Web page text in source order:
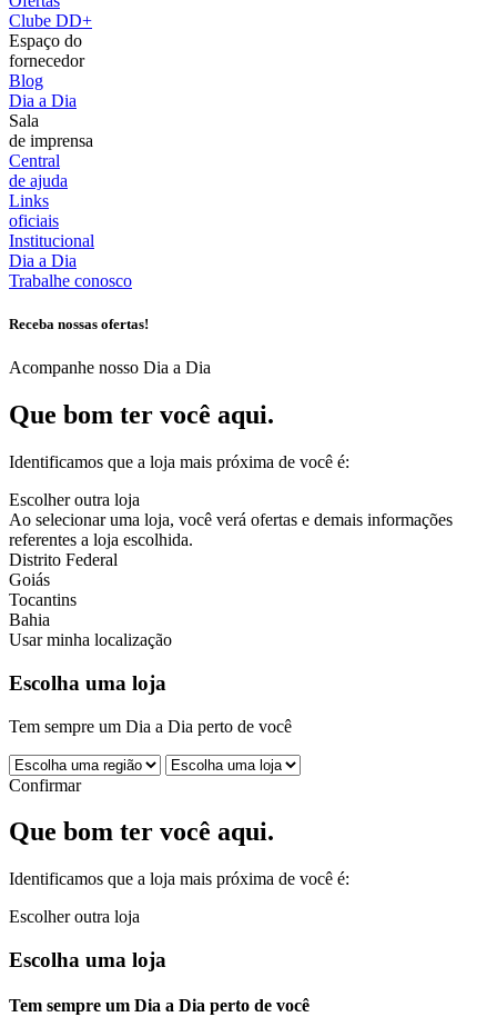
Clube DD+
Espaço do
fornecedor
Blog
Dia a Dia
Sala
de imprensa
Central
de ajuda
Links
oficiais
Institucional
Dia a Dia
Trabalhe conosco
Receba nossas ofertas!
Acompanhe nosso Dia a Dia
Que bom ter você aqui.
Identificamos que a loja mais próxima de você é:
Escolher outra loja
Ao selecionar uma loja, você verá ofertas e demais informações
referentes a loja escolhida.
Distrito Federal
Goiás
Tocantins
Bahia
Usar minha localização
Escolha uma loja
Tem sempre um Dia a Dia perto de você
Confirmar
Que bom ter você aqui.
Identificamos que a loja mais próxima de você é:
Escolher outra loja
Escolha uma loja
Tem sempre um Dia a Dia perto de você